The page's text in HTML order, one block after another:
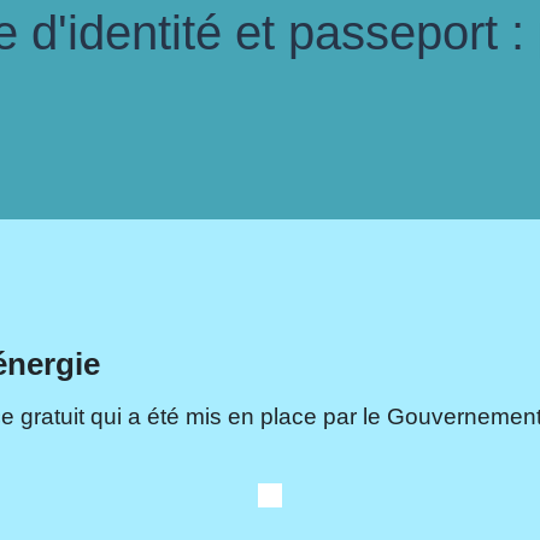
d'identité et passeport
gratuit qui a été mis en place par le